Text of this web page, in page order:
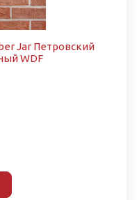
Jar Петровский
WDF